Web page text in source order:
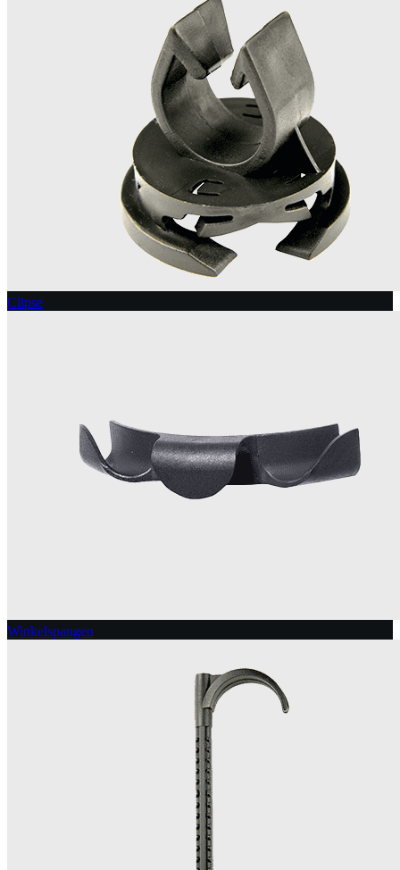
Clipse
Winkelspangen